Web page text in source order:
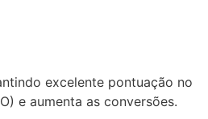
excelente pontuação no
e aumenta as conversões.